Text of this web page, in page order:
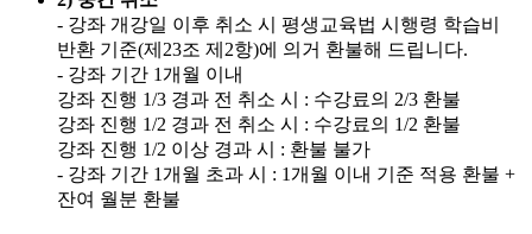
- 강좌 개강일 이후 취소 시 평생교육법 시행령 학습비
반환 기준(제23조 제2항)에 의거 환불해 드립니다.
- 강좌 기간 1개월 이내
강좌 진행 1/3 경과 전 취소 시 : 수강료의 2/3 환불
강좌 진행 1/2 경과 전 취소 시 : 수강료의 1/2 환불
강좌 진행 1/2 이상 경과 시 : 환불 불가
- 강좌 기간 1개월 초과 시 : 1개월 이내 기준 적용 환불 +
잔여 월분 환불